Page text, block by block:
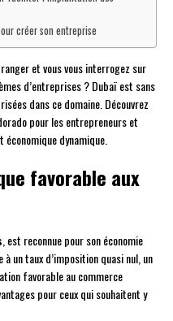
créer son entreprise
et vous vous interrogez sur
d’entreprises ? Dubaï est sans
dans ce domaine. Découvrez
pour les entrepreneurs et
dynamique.
favorable aux
, est reconnue pour son économie
un taux d’imposition quasi nul, un
favorable au commerce
pour ceux qui souhaitent y